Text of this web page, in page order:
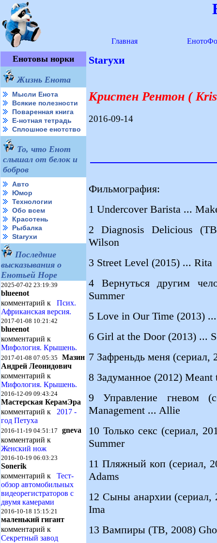
Главная
Енотовы норки
Жизнь Енота
Мысли Енота
Всякие полезности
Поваренная книга
Е-нотная тетрадь
Сплошное енотство
То, что Енот
слышал от белок и
бобров
Авто
Юмор
Технологии
Обо всем
Красотень
Рыбалка
Starухи
Последние
высказывания о
Енотьей Норе
2025-07-02 23:19:39
blueenot
комментарий к Псих.
Африканская версия.
2017-01-08 10:21:42
blueenot
комментарий к
Мифология. Крышень.
2017-01-08 07:05:35 Мазин
Андрей Леонидович
комментарий к
Мифология. Крышень.
2016-12-09 09:43:24
Мастерская КерамЭра
комментарий к 2017 -
год Петуха
2016-11-19 04:51:17 gneva
комментарий к
Женский нож
2016-10-19 06:03:23
Sonerik
комментарий к Тест-
обзор автомобильных
видеорегистраторов с
двумя камерами
2016-10-18 15:15:21
маленький гигант
комментарий к
Секретный завод
Starухи
Кристен Рентон (
2016-09-14
Фильмография:
1 Undercover Barista ...
2 Diagnosis Delicious
Wilson
3 Street Level (2015) ... Rita
4 Вернуться другим
Summer
5 Love in Our Time (2013)
6 Girl at the Door (2013) ...
7 Зафреньдь меня
8 Задуманное (2012)
9 Управление гневом
Management ... Allie
10 Только секс (сериал,
Summer
11 Пляжный коп (сериал,
Adams
12 Сыны анархии (сериал,
Ima
13 Вампиры (ТВ, 2008)